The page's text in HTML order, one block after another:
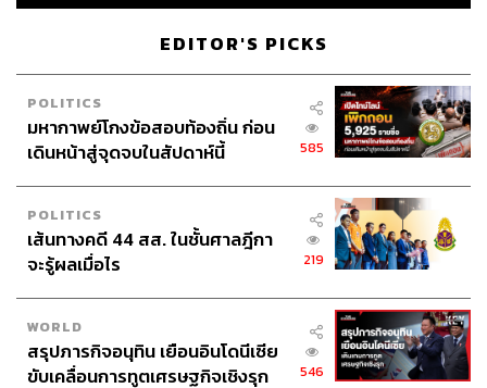
EDITOR'S PICKS
POLITICS
มหากาพย์โกงข้อสอบท้องถิ่น ก่อน
เดินหน้าสู่จุดจบในสัปดาห์นี้
585
POLITICS
เส้นทางคดี 44 สส. ในชั้นศาลฎีกา
จะรู้ผลเมื่อไร
219
WORLD
สรุปภารกิจอนุทิน เยือนอินโดนีเซีย
ขับเคลื่อนการทูตเศรษฐกิจเชิงรุก
546